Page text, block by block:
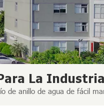
Español
عربي
中文
La Industria
de anillo de agua de fácil